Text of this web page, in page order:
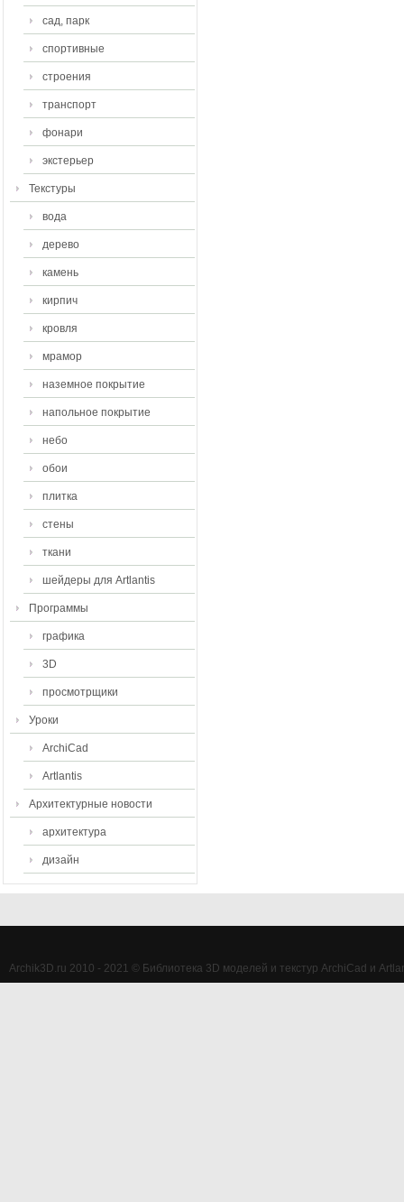
сад, парк
спортивные
строения
транспорт
фонари
экстерьер
Текстуры
вода
дерево
камень
кирпич
кровля
мрамор
наземное покрытие
напольное покрытие
небо
обои
плитка
стены
ткани
шейдеры для Artlantis
Программы
графика
3D
просмотрщики
Уроки
ArchiCad
Artlantis
Архитектурные новости
архитектура
дизайн
Archik3D.ru 2010 - 2021 © Библиотека 3D моделей и текстур ArchiCad и